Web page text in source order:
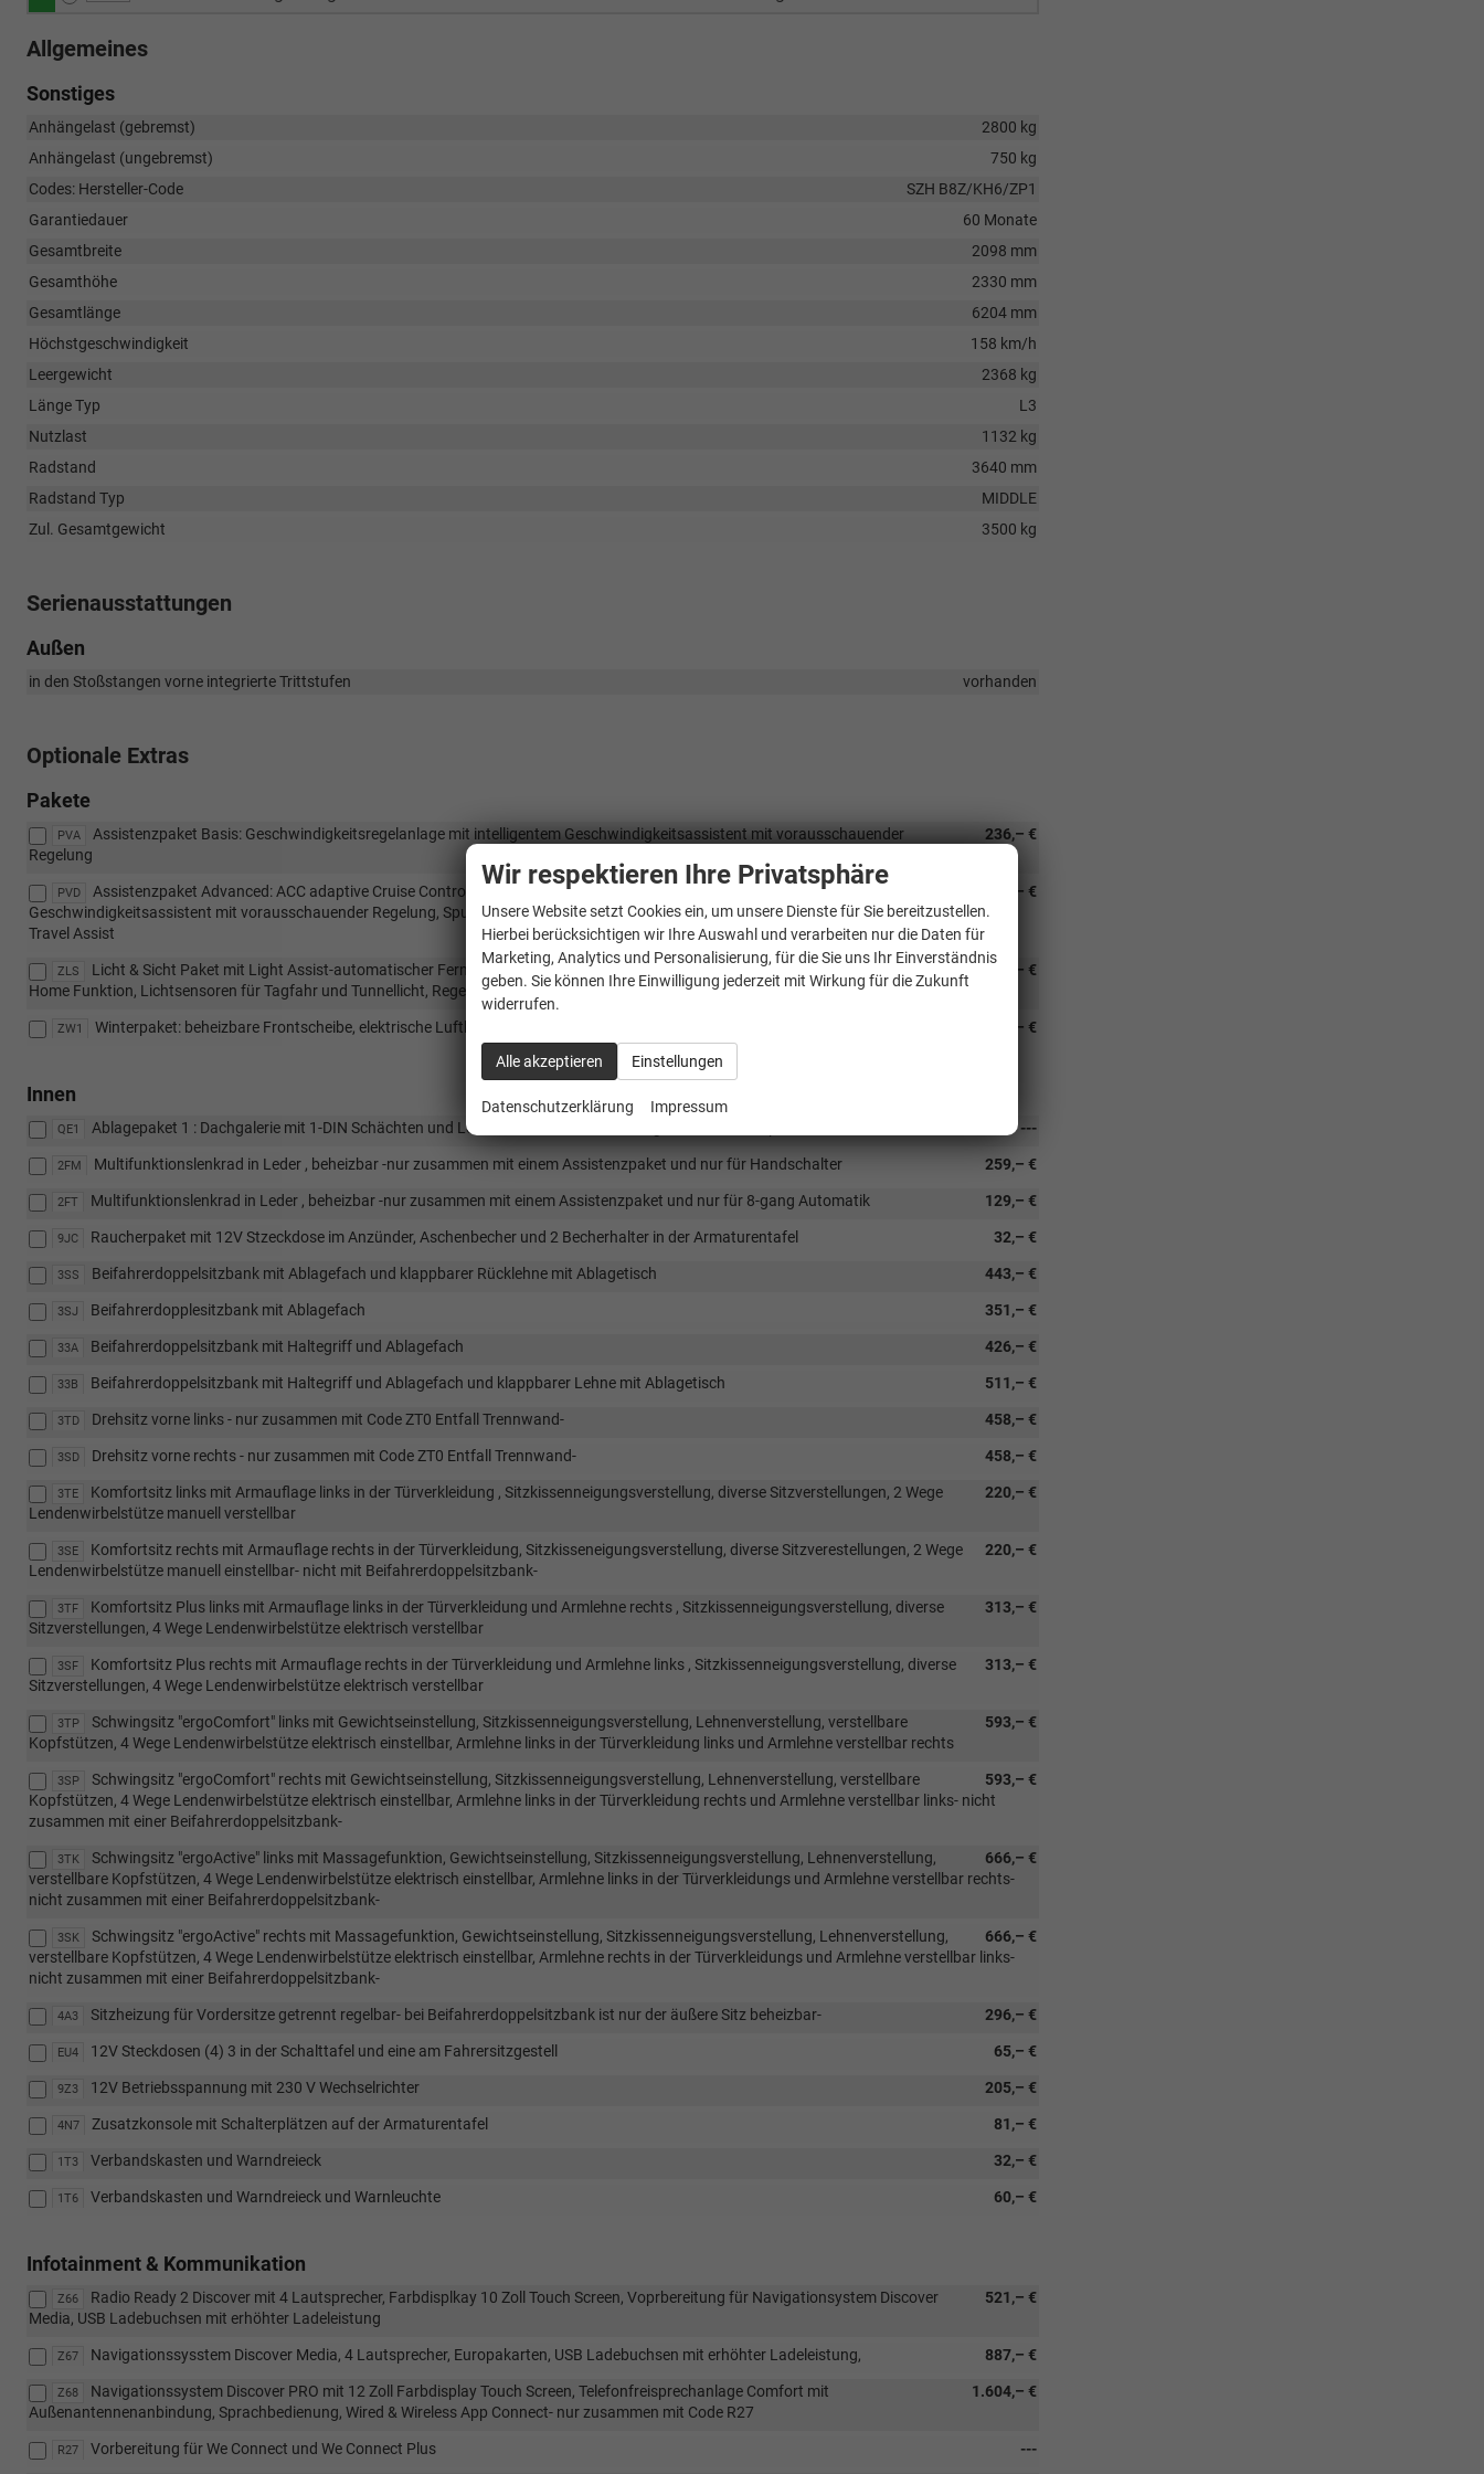
Allgemeines
Sonstiges
Anhängelast (gebremst)
2800 kg
Anhängelast (ungebremst)
750 kg
Codes: Hersteller-Code
SZH B8Z/KH6/ZP1
Garantiedauer
60 Monate
Gesamtbreite
2098 mm
Gesamthöhe
2330 mm
Gesamtlänge
6204 mm
Höchstgeschwindigkeit
158 km/h
Leergewicht
2368 kg
Länge Typ
L3
Nutzlast
1132 kg
Radstand
3640 mm
Radstand Typ
MIDDLE
Zul. Gesamtgewicht
3500 kg
Serienausstattungen
Außen
in den Stoßstangen vorne integrierte Trittstufen vorhanden
Optionale Extras
Pakete
PVA 236,– €
Assistenzpaket Basis: Geschwindigkeitsregelanlage mit intelligentem Geschwindigkeitsassistent mit vorausschauender
Regelung
PVD 1.232,– €
Assistenzpaket Advanced: ACC adaptive Cruise Control mit automatischer Distanzhaltung und intelligentem
Geschwindigkeitsassistent mit vorausschauender Regelung, Spurhalte Assistent Lane Assist mit Emergency Assist und Stauassistent inklusive
Travel Assist
ZLS 202,– €
Licht & Sicht Paket mit Light Assist-automatischer Fernlichtregulirung, manueller Coming Home und automatischer Leaving
Home Funktion, Lichtsensoren für Tagfahr und Tunnellicht, Regensensoren
ZW1 768,– €
Winterpaket: beheizbare Frontscheibe, elektrische Luftheizung als Zusatzheizung, Scheinwerferreinigungsanlage-
Innen
QE1 ---
Ablagepaket 1 : Dachgalerie mit 1-DIN Schächten und Leseleuchte -nur für Fahrzeuge mit 2. Verdampfer-
2FM 259,– €
Multifunktionslenkrad in Leder , beheizbar -nur zusammen mit einem Assistenzpaket und nur für Handschalter
2FT 129,– €
Multifunktionslenkrad in Leder , beheizbar -nur zusammen mit einem Assistenzpaket und nur für 8-gang Automatik
9JC 32,– €
Raucherpaket mit 12V Stzeckdose im Anzünder, Aschenbecher und 2 Becherhalter in der Armaturentafel
3SS 443,– €
Beifahrerdoppelsitzbank mit Ablagefach und klappbarer Rücklehne mit Ablagetisch
3SJ 351,– €
Beifahrerdopplesitzbank mit Ablagefach
33A 426,– €
Beifahrerdoppelsitzbank mit Haltegriff und Ablagefach
33B 511,– €
Beifahrerdoppelsitzbank mit Haltegriff und Ablagefach und klappbarer Lehne mit Ablagetisch
3TD 458,– €
Drehsitz vorne links - nur zusammen mit Code ZT0 Entfall Trennwand-
3SD 458,– €
Drehsitz vorne rechts - nur zusammen mit Code ZT0 Entfall Trennwand-
3TE 220,– €
Komfortsitz links mit Armauflage links in der Türverkleidung , Sitzkissenneigungsverstellung, diverse Sitzverstellungen, 2 Wege
Lendenwirbelstütze manuell verstellbar
3SE 220,– €
Komfortsitz rechts mit Armauflage rechts in der Türverkleidung, Sitzkisseneigungsverstellung, diverse Sitzverestellungen, 2 Wege
Lendenwirbelstütze manuell einstellbar- nicht mit Beifahrerdoppelsitzbank-
3TF 313,– €
Komfortsitz Plus links mit Armauflage links in der Türverkleidung und Armlehne rechts , Sitzkissenneigungsverstellung, diverse
Sitzverstellungen, 4 Wege Lendenwirbelstütze elektrisch verstellbar
3SF 313,– €
Komfortsitz Plus rechts mit Armauflage rechts in der Türverkleidung und Armlehne links , Sitzkissenneigungsverstellung, diverse
Sitzverstellungen, 4 Wege Lendenwirbelstütze elektrisch verstellbar
3TP 593,– €
Schwingsitz "ergoComfort" links mit Gewichtseinstellung, Sitzkissenneigungsverstellung, Lehnenverstellung, verstellbare
Kopfstützen, 4 Wege Lendenwirbelstütze elektrisch einstellbar, Armlehne links in der Türverkleidung links und Armlehne verstellbar rechts
3SP 593,– €
Schwingsitz "ergoComfort" rechts mit Gewichtseinstellung, Sitzkissenneigungsverstellung, Lehnenverstellung, verstellbare
Kopfstützen, 4 Wege Lendenwirbelstütze elektrisch einstellbar, Armlehne links in der Türverkleidung rechts und Armlehne verstellbar links- nicht
zusammen mit einer Beifahrerdoppelsitzbank-
3TK 666,– €
Schwingsitz "ergoActive" links mit Massagefunktion, Gewichtseinstellung, Sitzkissenneigungsverstellung, Lehnenverstellung,
verstellbare Kopfstützen, 4 Wege Lendenwirbelstütze elektrisch einstellbar, Armlehne links in der Türverkleidungs und Armlehne verstellbar rechts-
nicht zusammen mit einer Beifahrerdoppelsitzbank-
3SK 666,– €
Schwingsitz "ergoActive" rechts mit Massagefunktion, Gewichtseinstellung, Sitzkissenneigungsverstellung, Lehnenverstellung,
verstellbare Kopfstützen, 4 Wege Lendenwirbelstütze elektrisch einstellbar, Armlehne rechts in der Türverkleidungs und Armlehne verstellbar links-
nicht zusammen mit einer Beifahrerdoppelsitzbank-
4A3 296,– €
Sitzheizung für Vordersitze getrennt regelbar- bei Beifahrerdoppelsitzbank ist nur der äußere Sitz beheizbar-
EU4 65,– €
12V Steckdosen (4) 3 in der Schalttafel und eine am Fahrersitzgestell
9Z3 205,– €
12V Betriebsspannung mit 230 V Wechselrichter
4N7 81,– €
Zusatzkonsole mit Schalterplätzen auf der Armaturentafel
1T3 32,– €
Verbandskasten und Warndreieck
1T6 60,– €
Verbandskasten und Warndreieck und Warnleuchte
Infotainment & Kommunikation
Z66 521,– €
Radio Ready 2 Discover mit 4 Lautsprecher, Farbdisplkay 10 Zoll Touch Screen, Voprbereitung für Navigationsystem Discover
Media, USB Ladebuchsen mit erhöhter Ladeleistung
Z67 887,– €
Navigationssysstem Discover Media, 4 Lautsprecher, Europakarten, USB Ladebuchsen mit erhöhter Ladeleistung,
Z68 1.604,– €
Navigationssystem Discover PRO mit 12 Zoll Farbdisplay Touch Screen, Telefonfreisprechanlage Comfort mit
Außenantennenanbindung, Sprachbedienung, Wired & Wireless App Connect- nur zusammen mit Code R27
R27 ---
Vorbereitung für We Connect und We Connect Plus
Wir respektieren Ihre Privatsphäre
Unsere Website setzt Cookies ein, um unsere Dienste für Sie bereitzustellen.
Hierbei berücksichtigen wir Ihre Auswahl und verarbeiten nur die Daten für
Marketing, Analytics und Personalisierung, für die Sie uns Ihr Einverständnis
geben. Sie können Ihre Einwilligung jederzeit mit Wirkung für die Zukunft
widerrufen.
Alle akzeptieren Einstellungen
Datenschutzerklärung Impressum